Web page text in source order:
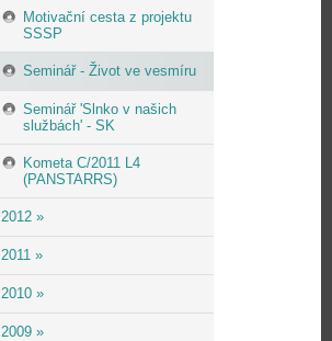
Motivační cesta z projektu
SSSP
Seminář - Život ve vesmíru
Seminář 'Slnko v našich
službách' - SK
Kometa C/2011 L4
(PANSTARRS)
2012 »
2011 »
2010 »
2009 »